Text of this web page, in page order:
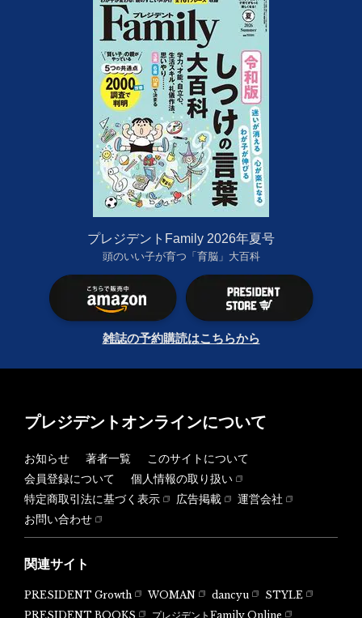
プレジデントFamily 2026年夏号
頭のいい子が育つ「育脳」大百科
雑誌の予約購読はこちらから
プレジデントオンラインについて
お知らせ 著者一覧
このサイトについて
会員登録について
個人情報の取り扱い
特定商取引法に基づく表示
広告掲載
運営会社
お問い合わせ
関連サイト
PRESIDENT Growth WOMAN dancyu
STYLE
PRESIDENT BOOKS
プレジデントFamily Online